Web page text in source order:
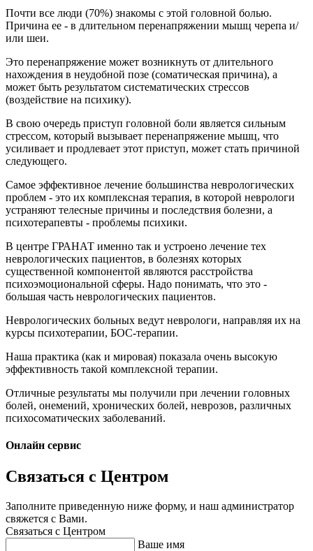
Почти все люди (70%) знакомы с этой головной болью.
Причина ее - в длительном перенапряжении мышц черепа и/
или шеи.
Это перенапряжение может возникнуть от длительного
нахождения в неудобной позе (соматическая причина), а
может быть результатом систематических стрессов
(воздействие на психику).
В свою очередь приступ головной боли является сильным
стрессом, который вызывает перенапряжение мышц, что
усиливает и продлевает этот приступ, может стать причиной
следующего.
Самое эффективное лечение большинства неврологических
проблем - это их комплексная терапия, в которой неврологи
устраняют телесные причины и последствия болезни, а
психотерапевты - проблемы психики.
В центре ГРАНАТ именно так и устроено лечение тех
неврологических пациентов, в болезнях которых
существенной компонентой являются расстройства
психоэмоциональной сферы. Надо понимать, что это -
большая часть неврологических пациентов.
Неврологических больных ведут неврологи, направляя их на
курсы психотерапии, БОС-терапии.
Наша практика (как и мировая) показала очень высокую
эффективность такой комплексной терапии.
Отличные результаты мы получили при лечении головных
болей, онемений, хронических болей, неврозов, различных
психосоматических заболеваний.
Онлайн сервис
Связаться с Центром
Заполните приведенную ниже форму, и наш администратор
свяжется с Вами.
Связаться с Центром
Ваше имя